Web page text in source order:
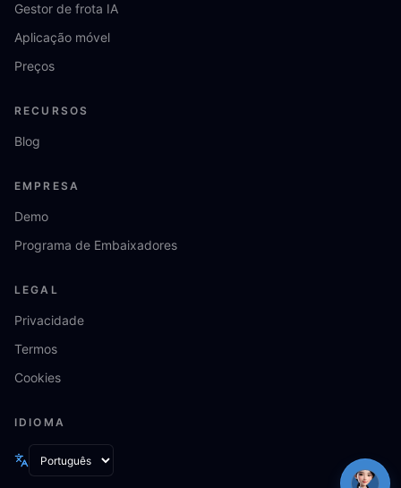
Gestor de frota IA
Aplicação móvel
Preços
RECURSOS
Blog
EMPRESA
Demo
Programa de Embaixadores
LEGAL
Privacidade
Termos
Cookies
IDIOMA
Idioma